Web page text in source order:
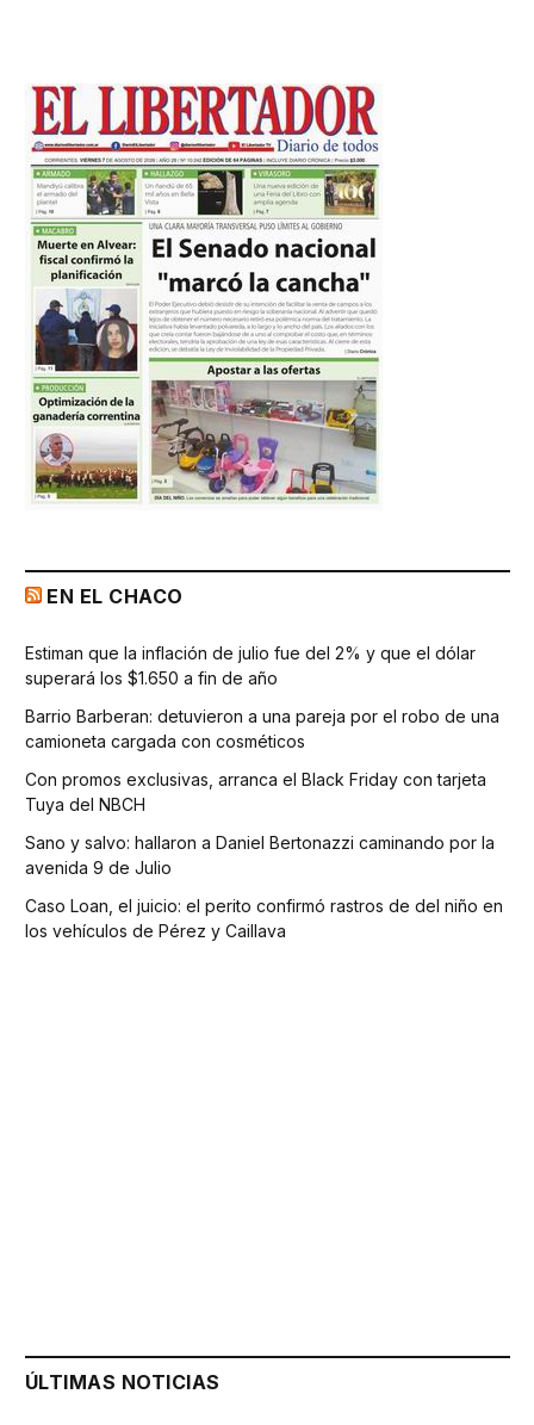
EN EL CHACO
Estiman que la inflación de julio fue del 2% y que el dólar
superará los $1.650 a fin de año
Barrio Barberan: detuvieron a una pareja por el robo de una
camioneta cargada con cosméticos
Con promos exclusivas, arranca el Black Friday con tarjeta
Tuya del NBCH
Sano y salvo: hallaron a Daniel Bertonazzi caminando por la
avenida 9 de Julio
Caso Loan, el juicio: el perito confirmó rastros de del niño en
los vehículos de Pérez y Caillava
ÚLTIMAS NOTICIAS